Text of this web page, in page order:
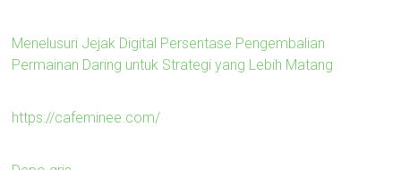
Menelusuri Jejak Digital Persentase Pengembalian
Permainan Daring untuk Strategi yang Lebih Matang
https://cafeminee.com/